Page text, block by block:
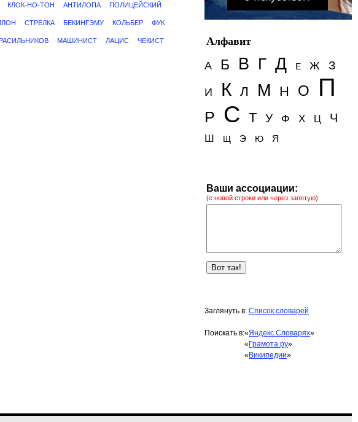
КЛОК-НО-ТОН АНТИЛОПА ПОЛИЦЕЙСКИЙ
СТРЕЛКА БЕКИНГЭМУ КОЛЬБЕР ФУК
МАШИНИСТ ЛАЦИС ЧЕКИСТ
Алфавит
А
Б В Г Д Е Ж З
И К Л М Н О П
Р С Т У Ф Х Ц Ч
Ш Щ Э Ю Я
Ваши ассоциации:
(с новой строки или через запятую)
Заглянуть в: Список словарей
Поискать в:«Яндекс.Словарях»
« Грамота.ру»
« Википедии»